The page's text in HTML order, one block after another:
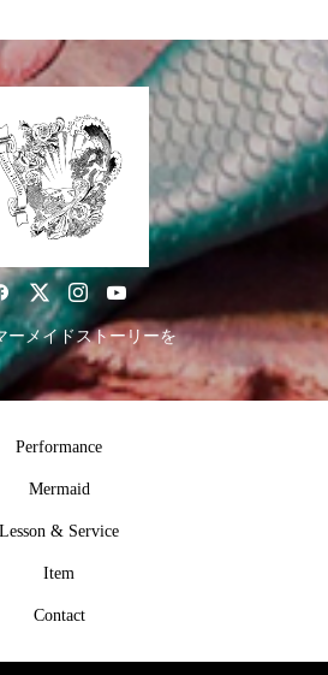
ーメイドストーリーを
Performance
Mermaid
Lesson & Service
Item
Contact